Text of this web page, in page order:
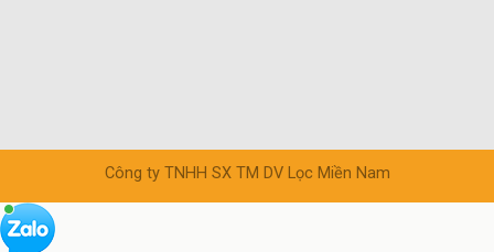
Công ty TNHH SX TM DV Lọc Miền Nam